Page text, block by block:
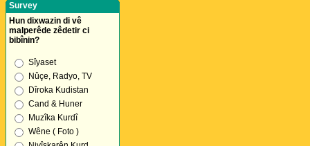
Survey
Hun dixwazin di vê
malperêde zêdetir ci
bibînin?
Sîyaset
Nûçe, Radyo, TV
Dîroka Kudistan
Cand & Huner
Muzîka Kurdî
Wêne ( Foto )